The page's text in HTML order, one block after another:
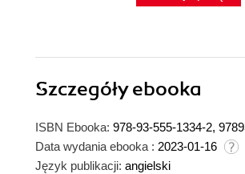
Szczegółyebooka
ISBN Ebooka: 978-93-555-1334-2,
Data wydania ebooka : 2023-01-16
Język publikacji: angielski